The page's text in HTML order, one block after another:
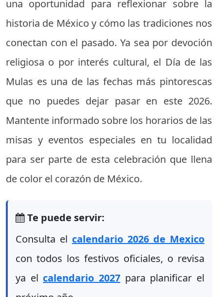
una oportunidad para reflexionar sobre la
historia de México y cómo las tradiciones nos
conectan con el pasado. Ya sea por devoción
religiosa o por interés cultural, el Día de las
Mulas es una de las fechas más pintorescas
que no puedes dejar pasar en este 2026.
Mantente informado sobre los horarios de las
misas y eventos especiales en tu localidad
para ser parte de esta celebración que llena
de color el corazón de México.
Te puede servir:
Consulta el calendario 2026 de Mexico
con todos los festivos oficiales, o revisa
ya el calendario 2027 para planificar el